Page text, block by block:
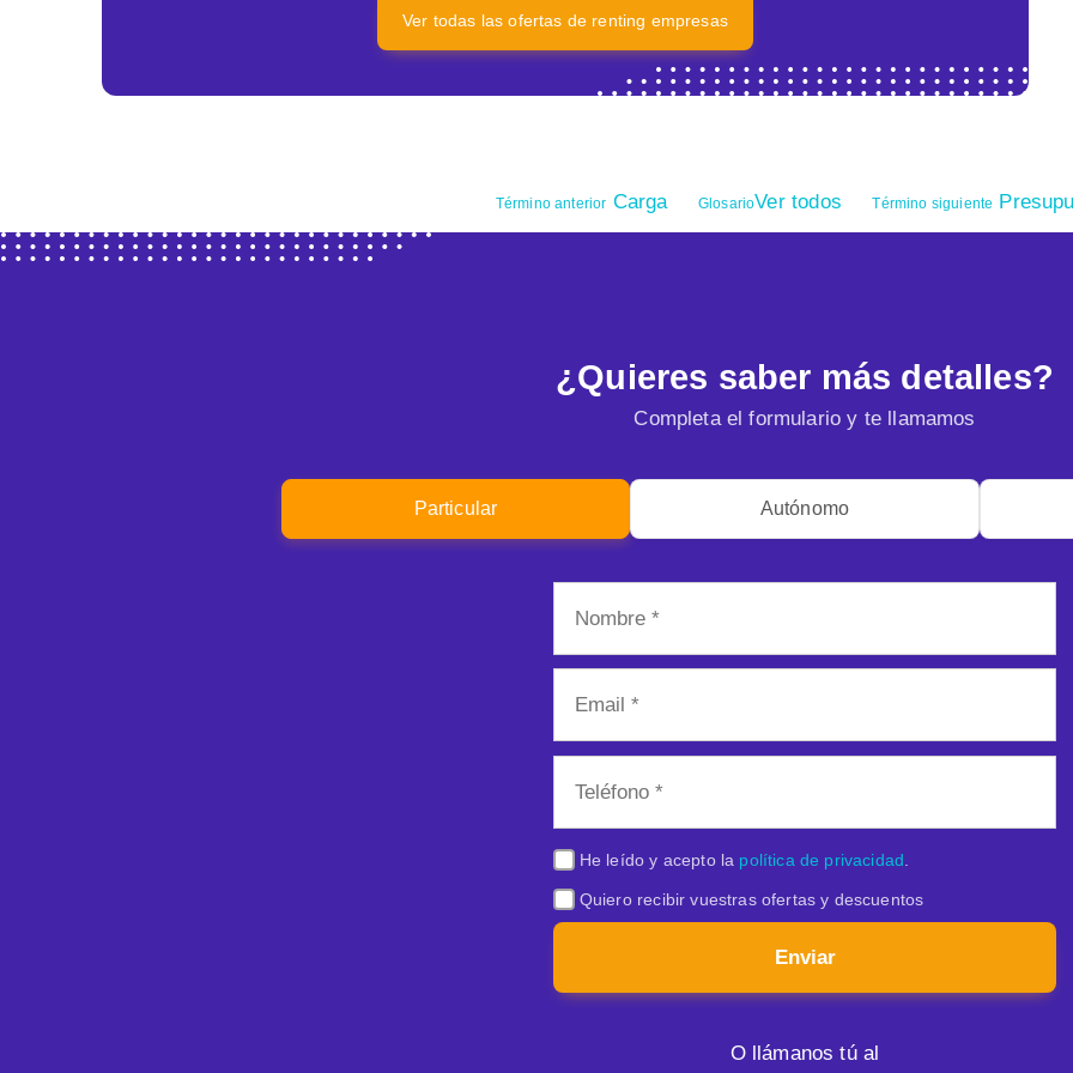
Ver todas las ofertas de renting empresas
Término anterior Carga GlosarioVer todos Término siguiente
¿Quieres saber más detalles?
Completa el formulario y te llamamos
Particular Autónomo
He leído y acepto la política de privacidad
Quiero recibir vuestras ofertas y descuentos
Enviar
O llámanos tú al